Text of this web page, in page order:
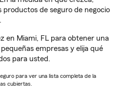
productos de seguro de negocio
en Miami, FL para obtener una
empresas y elija qué
para usted.
para ver una lista completa de la
cubiertas.